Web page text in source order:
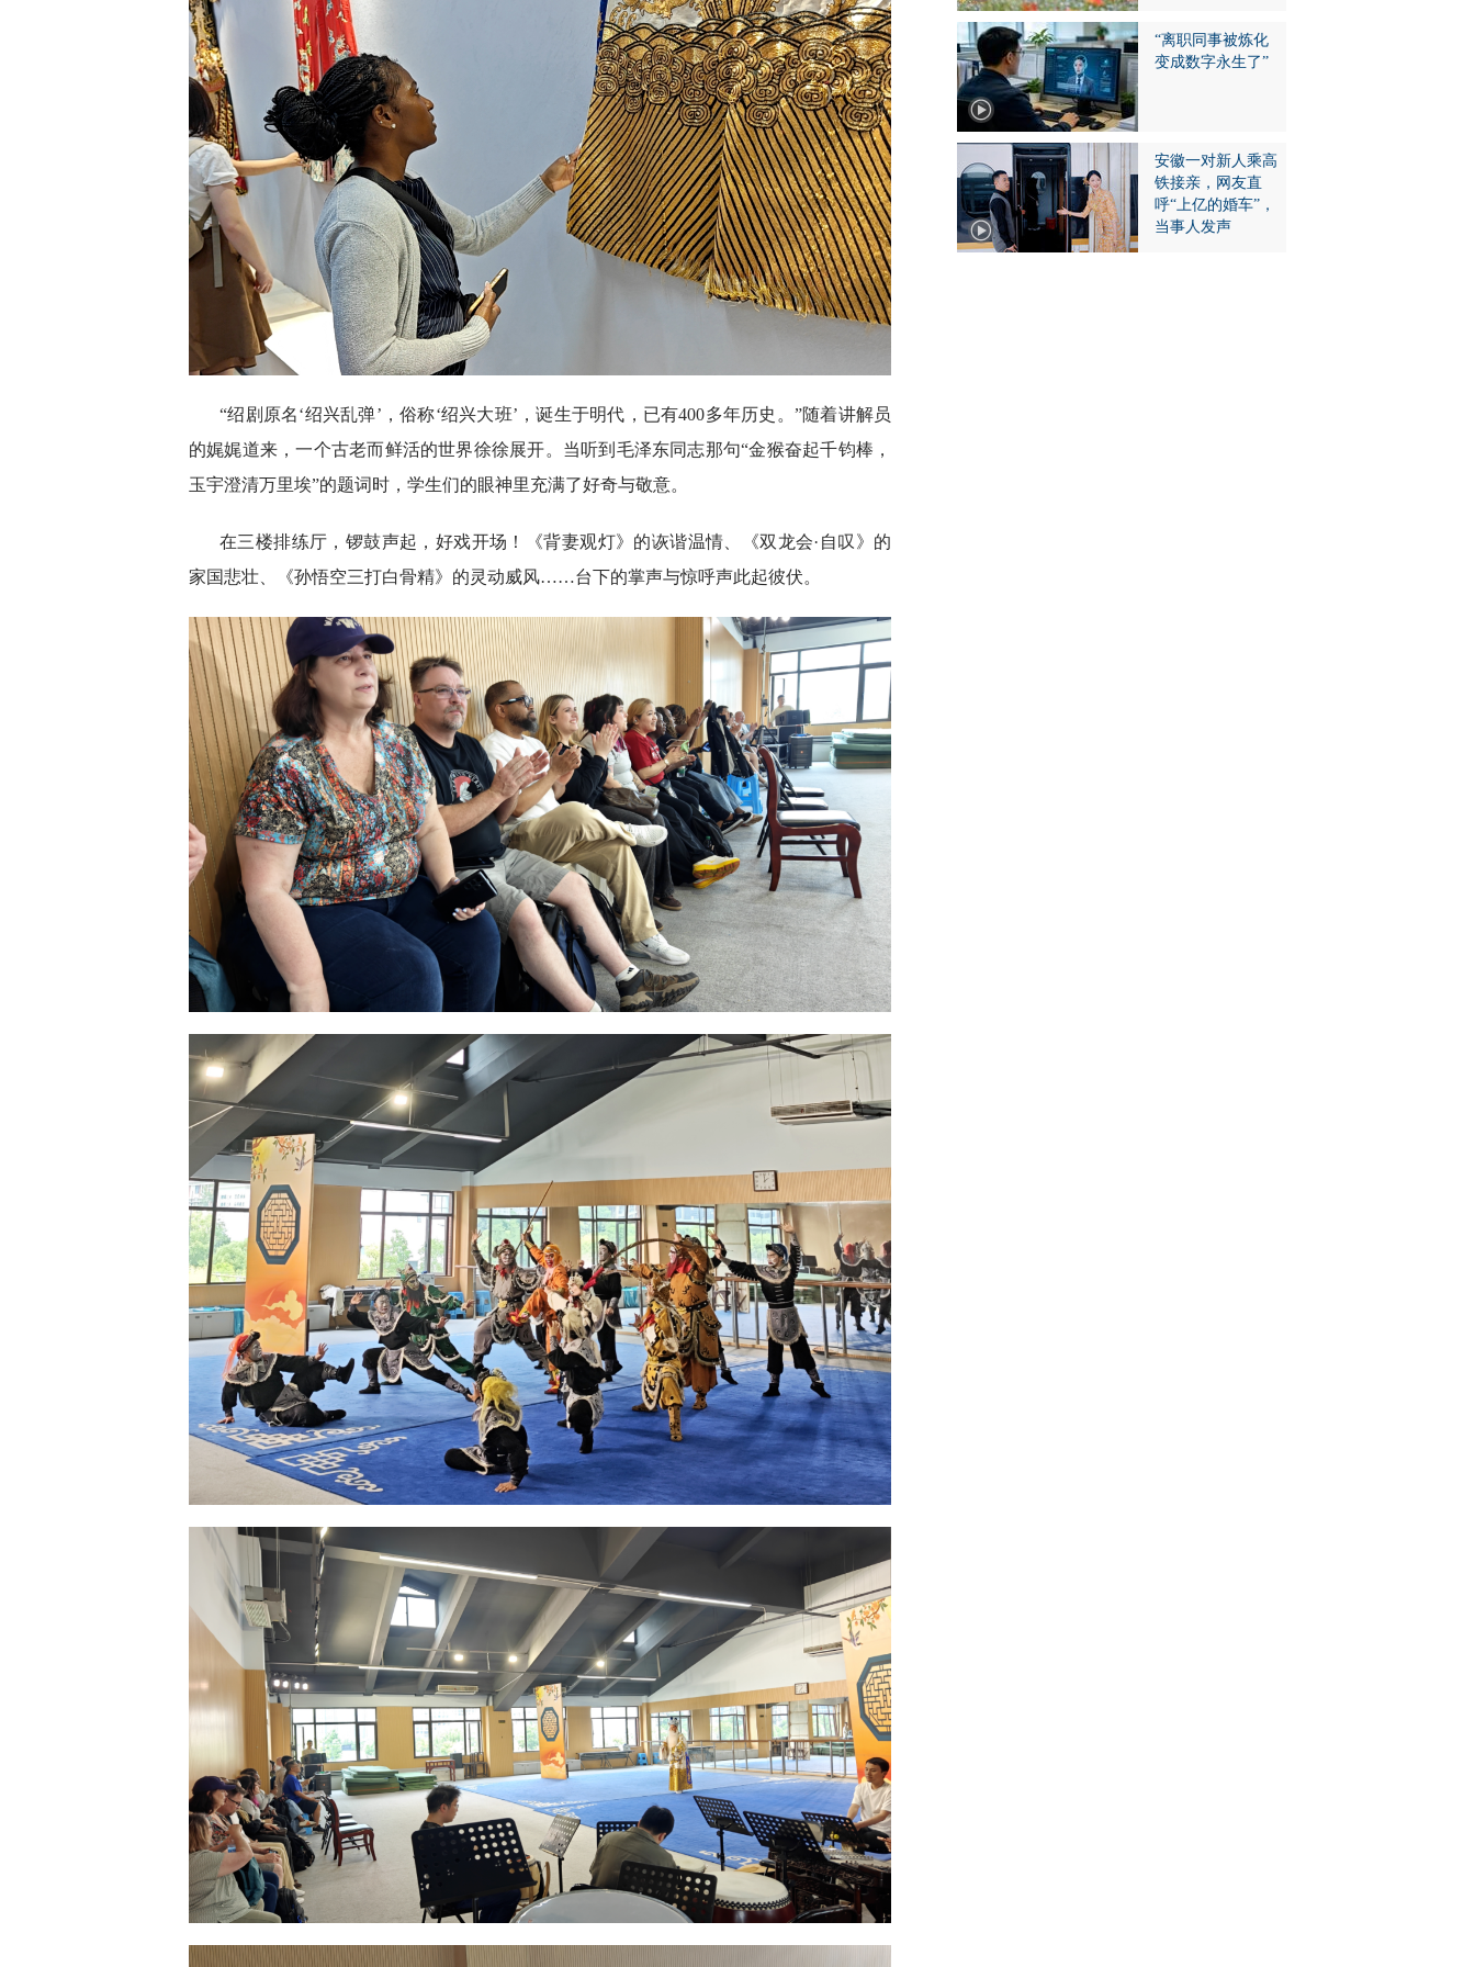
“绍剧原名‘绍兴乱弹’，俗称‘绍兴大班’，诞生于明代，已有400多年历史。”随着讲解员
的娓娓道来，一个古老而鲜活的世界徐徐展开。当听到毛泽东同志那句“金猴奋起千钧棒，
玉宇澄清万里埃”的题词时，学生们的眼神里充满了好奇与敬意。
在三楼排练厅，锣鼓声起，好戏开场！《背妻观灯》的诙谐温情、《双龙会·自叹》的
家国悲壮、《孙悟空三打白骨精》的灵动威风……台下的掌声与惊呼声此起彼伏。
“离职同事被炼化
变成数字永生了”
安徽一对新人乘高
铁接亲，网友直
呼“上亿的婚车”，
当事人发声